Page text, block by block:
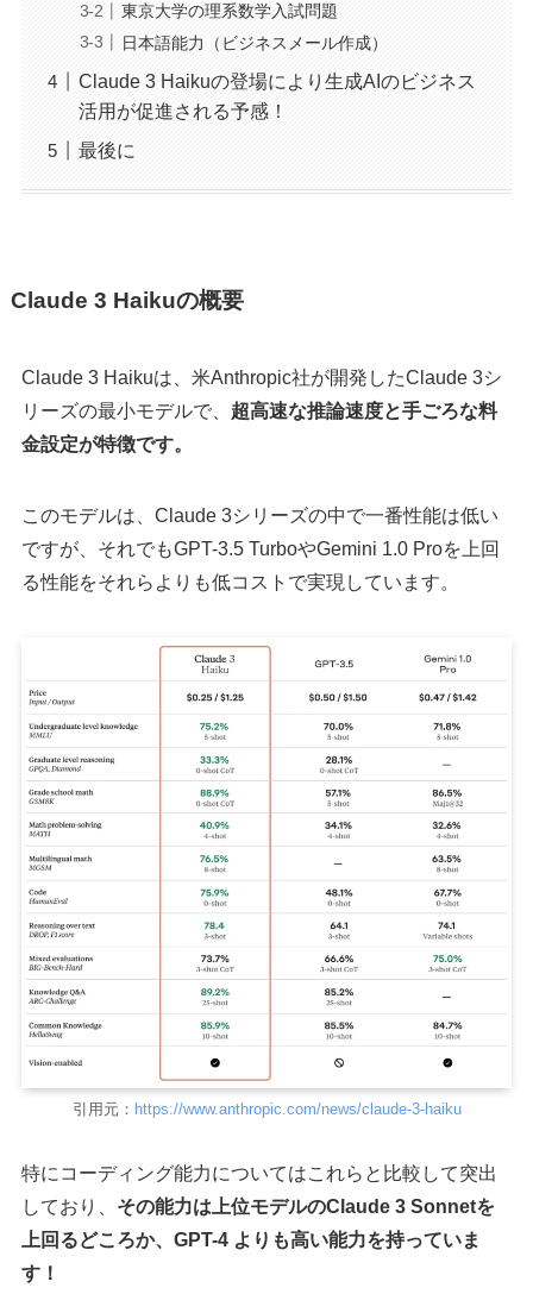
東京大学の理系数学入試問題
日本語能力（ビジネスメール作成）
Claude 3 Haikuの登場により生成AIのビジネス
活用が促進される予感！
最後に
Claude 3 Haikuの概要
Claude 3 Haikuは、米Anthropic社が開発したClaude 3シ
リーズの最小モデルで、 超高速な推論速度と手ごろな料
金設定が特徴です。
このモデルは、Claude 3シリーズの中で一番性能は低い
ですが、それでもGPT-3.5 TurboやGemini 1.0 Proを上回
る性能をそれらよりも低コストで実現しています。
引用元： https://www.anthropic.com/news/claude-3-haiku
特にコーディング能力についてはこれらと比較して突出
しており、 その能力は上位モデルのClaude 3 Sonnetを
上回るどころか、GPT-4 よりも高い能力を持っていま
す！